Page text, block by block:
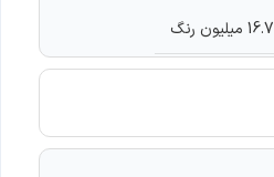
16.7 میلیون رنگ